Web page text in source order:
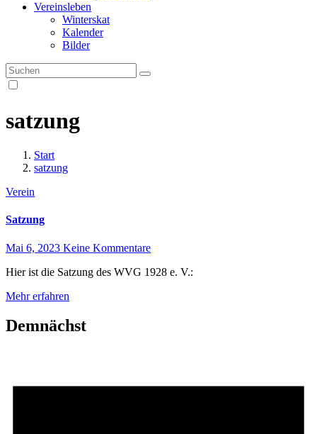
Vereinsleben
Winterskat
Kalender
Bilder
satzung
Start
satzung
Verein
Satzung
Mai 6, 2023 Keine Kommentare
Hier ist die Satzung des WVG 1928 e. V.:
Mehr erfahren
Demnächst